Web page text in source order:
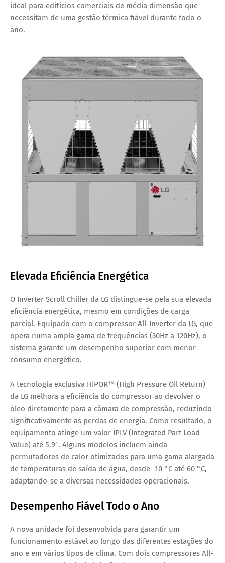
ideal para edifícios comerciais de média dimensão que
necessitam de uma gestão térmica fiável durante todo o
ano.
Elevada Eficiência Energética
O Inverter Scroll Chiller da LG distingue-se pela sua elevada
eficiência energética, mesmo em condições de carga
parcial. Equipado com o compressor All-Inverter da LG, que
opera numa ampla gama de frequências (30Hz a 120Hz), o
sistema garante um desempenho superior com menor
consumo energético.
A tecnologia exclusiva HiPOR™ (High Pressure Oil Return)
da LG melhora a eficiência do compressor ao devolver o
óleo diretamente para a câmara de compressão, reduzindo
significativamente as perdas de energia. Como resultado, o
equipamento atinge um valor IPLV (Integrated Part Load
Value) até 5.9¹. Alguns modelos incluem ainda
permutadores de calor otimizados para uma gama alargada
de temperaturas de saída de água, desde -10 °C até 60 °C,
adaptando-se a diversas necessidades operacionais.
Desempenho Fiável Todo o Ano
A nova unidade foi desenvolvida para garantir um
funcionamento estável ao longo das diferentes estações do
ano e em vários tipos de clima. Com dois compressores All-